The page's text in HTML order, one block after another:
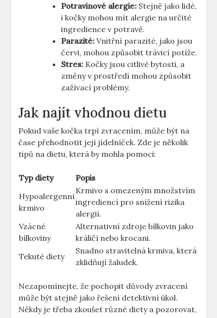
Potravinové alergie: Stejně jako lidé,
i kočky mohou mít alergie na určité
ingredience v potravě.
Parazité: Vnitřní parazité, jako jsou
červi, mohou způsobit trávicí potíže.
Stres: Kočky jsou citlivé bytosti, a
změny v prostředí mohou způsobit
zažívací problémy.
Jak najít vhodnou dietu
Pokud vaše kočka trpí zvracením, může být na
čase přehodnotit její jídelníček. Zde je několik
tipů na dietu, která by mohla pomoci:
Typ diety
Popis
Hypoalergenní
krmivo
Krmivo s omezeným množstvím
ingrediencí pro snížení rizika
alergií.
Vzácné
bílkoviny
Alternativní zdroje bílkovin jako
králičí nebo krocani.
Tekuté diety
Snadno stravitelná krmiva, která
zklidňují žaludek.
Nezapomínejte, že pochopit důvody zvracení
může být stejně jako řešení detektivní úkol.
Někdy je třeba zkoušet různé diety a pozorovat,